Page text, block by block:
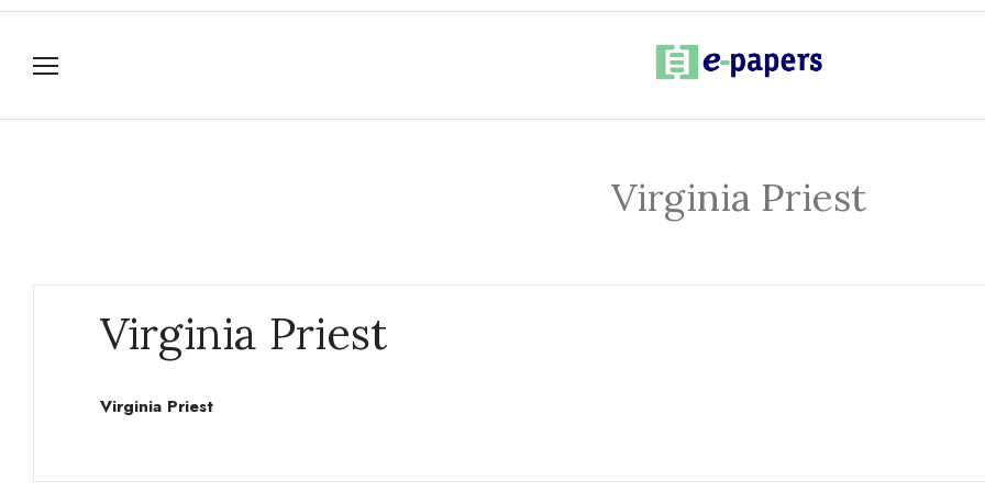
Virginia Priest
Virginia Priest
Virginia Priest